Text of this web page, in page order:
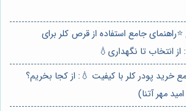
جامع استفاده از قرص کلر برای
انتخاب تا نگهداری💧
خرید پودر کلر با کیفیت 💧: از کجا بخریم؟
مهر آتنا)